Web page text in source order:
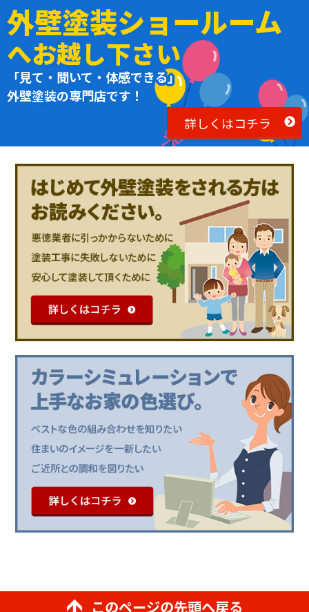
外壁塗装ショールーム
へお越し下さい
「見て・聞いて・体感できる」
外壁塗装の専門店です！
詳しくはコチラ
このページの先頭へ戻る